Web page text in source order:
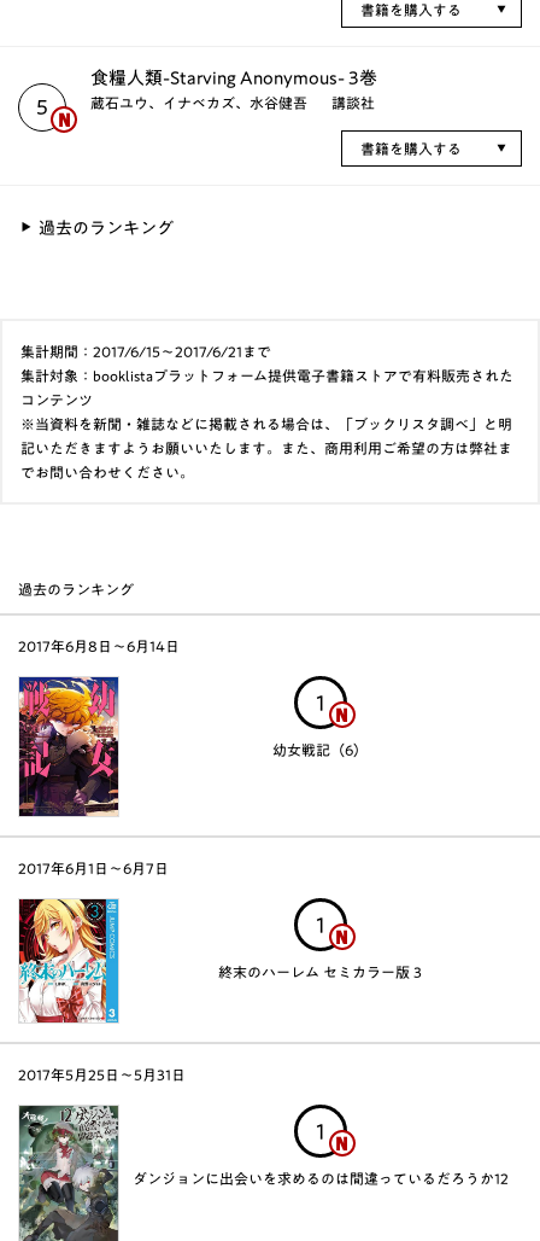
書籍を購入する
5
食糧人類-Starving Anonymous- 3巻
蔵石ユウ、イナベカズ、水谷健吾 講談社
書籍を購入する
過去のランキング
集計期間：2017/6/15～2017/6/21まで
集計対象：booklistaプラットフォーム提供電子書籍ストアで有料販売された
コンテンツ
※当資料を新聞・雑誌などに掲載される場合は、「ブックリスタ調べ」と明
記いただきますようお願いいたします。また、商用利用ご希望の方は弊社ま
でお問い合わせください。
過去のランキング
2017年6月8日〜6月14日
1
幼女戦記（6）
2017年6月1日〜6月7日
1
終末のハーレム セミカラー版 3
2017年5月25日〜5月31日
1
ダンジョンに出会いを求めるのは間違っているだろうか12